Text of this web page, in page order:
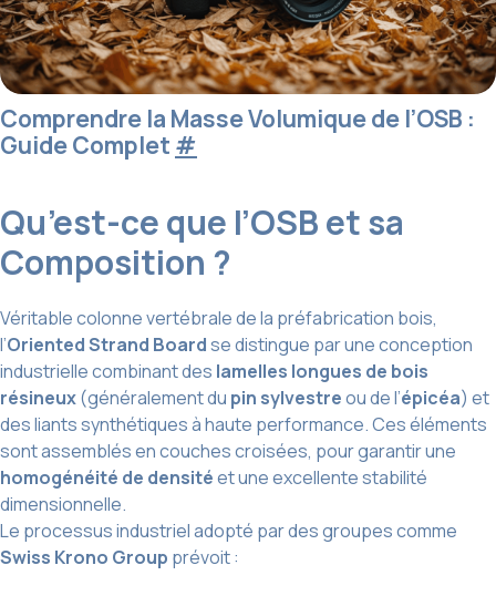
Comprendre la Masse Volumique de l’OSB :
Guide Complet #
Qu’est-ce que l’OSB et sa
Composition ?
Véritable colonne vertébrale de la préfabrication bois,
l’Oriented Strand Boardse distingue par une conception
industrielle combinant des lamelles longues de bois
résineux(généralement du pin sylvestreou de l’épicéa) et
des liants synthétiques à haute performance. Ces éléments
sont assemblés en couches croisées, pour garantir une
homogénéité de densitéet une excellente stabilité
dimensionnelle.
Le processus industriel adopté par des groupes comme
Swiss Krono Group prévoit :